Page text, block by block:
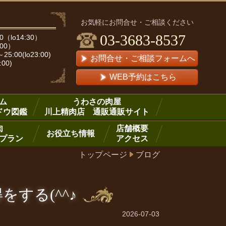
lo14:30）
）
25:00(lo23:00)
お気軽にお問合せ・ご相談ください
03-3683-8537
お問合せ・ご相談フォームへ
WEB予約はこちら
ウ図鑑
うわさの肉屋
川上精肉店 通販通販サイト
ラン
お役立ち情報
店舗概要
アクセス
トップページ
ブログ
する(^^♪
2026-07-03